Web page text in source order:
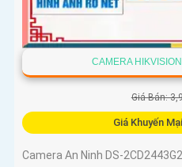
CAMERA
Giá Bán:
Giá Khuyến
Camera An Ninh DS-